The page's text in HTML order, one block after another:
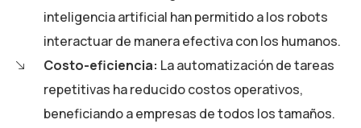
inteligencia artificial han permitido a los robots
interactuar de manera efectiva con los humanos.
Costo-eficiencia: La automatización de tareas
repetitivas ha reducido costos operativos,
beneficiando a empresas de todos los tamaños.